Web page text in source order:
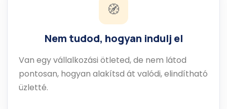
🧭
Nem tudod, hogyan indulj el
Van egy vállalkozási ötleted, de nem látod
pontosan, hogyan alakítsd át valódi, elindítható
üzletté.